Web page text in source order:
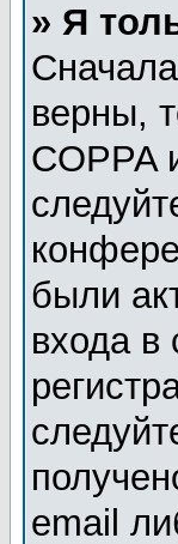
» Я
верны,
COPPA
были
входа в
email